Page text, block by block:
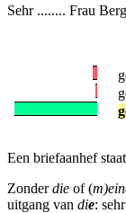
Sehr ........ Frau
Een briefaanhef
Zonderdie of (
uitgang van die: